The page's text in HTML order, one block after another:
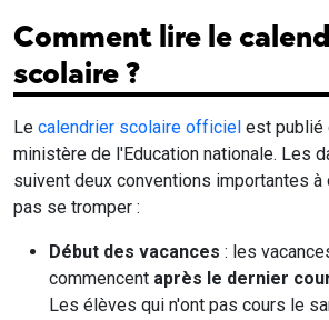
Comment lire le
scolaire ?
Le calendrier scolaire officiel est publié
ministère de l'Education nationale. Les
suivent deux conventions importantes à
pas se tromper :
Début des vacances : les
commencent après le dernier
Les élèves qui n'ont pas cours le